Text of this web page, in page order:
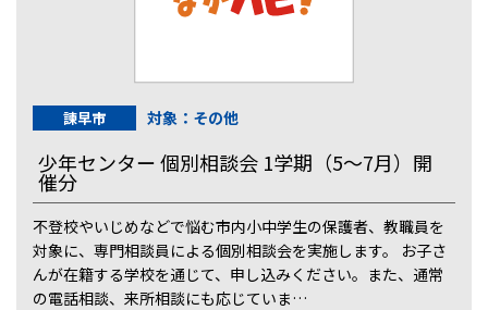
諫早市 対象：その他
少年センター 個別相談会 1学期（5～7月）開
催分
不登校やいじめなどで悩む市内小中学生の保護者、教職員を
対象に、専門相談員による個別相談会を実施します。 お子さ
んが在籍する学校を通じて、申し込みください。また、通常
の電話相談、来所相談にも応じていま…